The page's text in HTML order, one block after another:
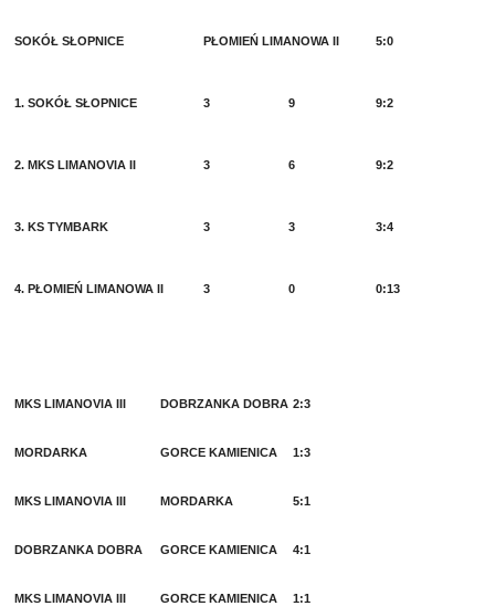
SOKÓŁ SŁOPNICE PŁOMIEŃ LIMANOWA II 5:0
1. SOKÓŁ SŁOPNICE 3 9 9:2
2. MKS LIMANOVIA II 3 6 9:2
3. KS TYMBARK 3 3 3:4
4. PŁOMIEŃ LIMANOWA II 3 0 0:13
MKS LIMANOVIA III DOBRZANKA DOBRA 2:3
MORDARKA GORCE KAMIENICA 1:3
MKS LIMANOVIA III MORDARKA 5:1
DOBRZANKA DOBRA GORCE KAMIENICA 4:1
MKS LIMANOVIA III GORCE KAMIENICA 1:1